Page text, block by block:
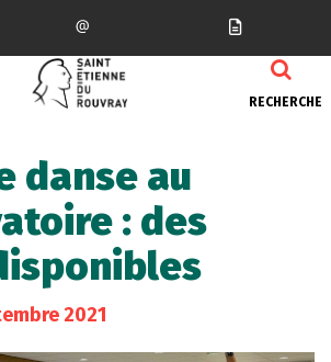
RECHERCHE
danse au
: des
2021